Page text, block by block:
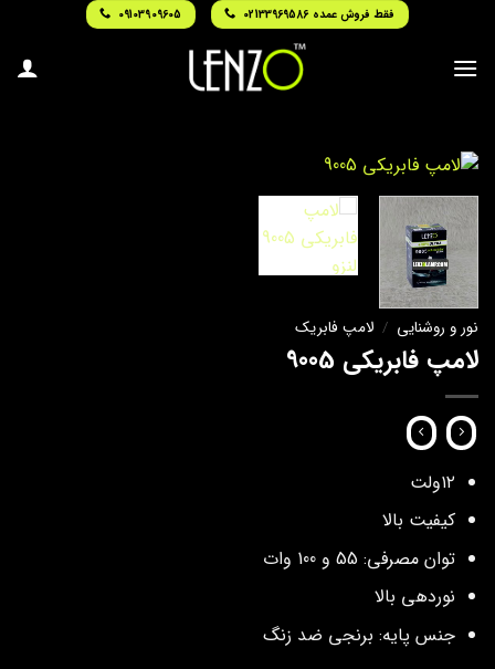
content
فقط فروش عمده 02133969586 09103909605
نور و روشنایی / لامپ فابریک
لامپ فابریکی 9005
۱۲ولت
کیفیت بالا
توان مصرفی: 55 و 100 وات
نوردهی بالا
جنس پایه: برنجی ضد زنگ